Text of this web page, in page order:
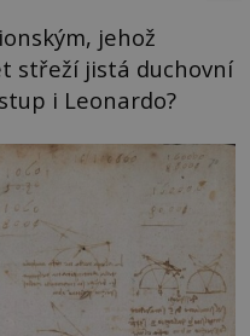
jehož
střeží jistá duchovní
i Leonardo?